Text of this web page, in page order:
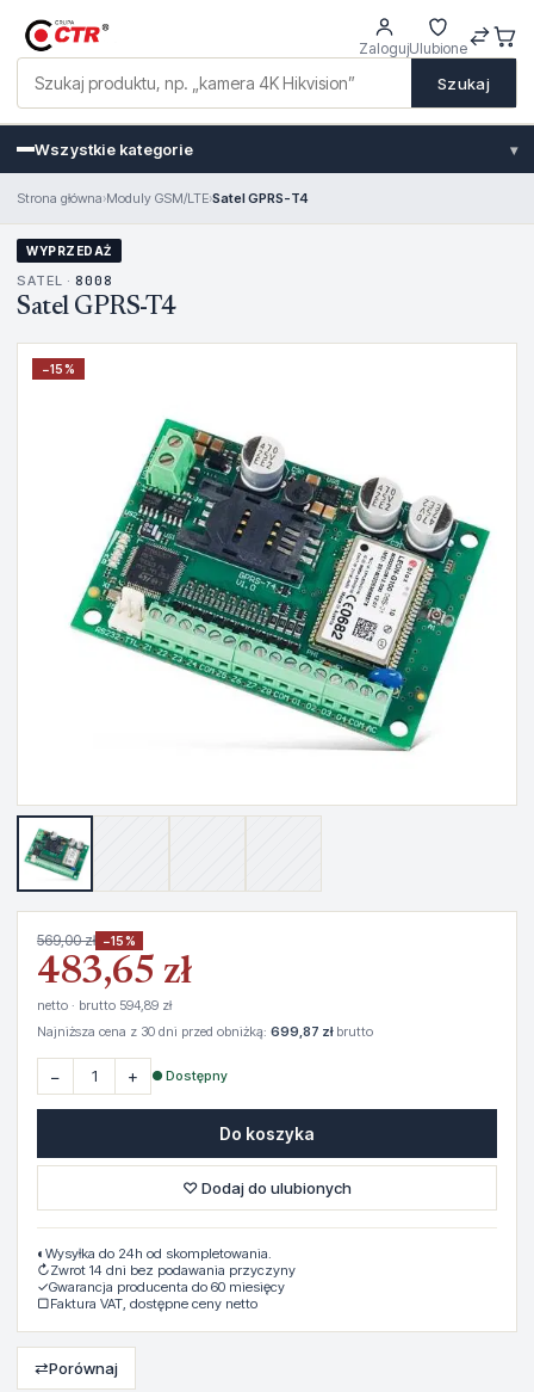
Szukaj
ZalogujUlubione
Wszystkie kategorie ▾
Strona główna›Moduly GSM/LTE›Satel GPRS-T4
WYPRZEDAŻ
SATEL · 8008
Satel GPRS-T4
−15%
569,00 zł −15%
483,65 zł
netto · brutto 594,89 zł
Najniższa cena z 30 dni przed obniżką: 699,87 złbrutto
− + ● Dostępny
Do koszyka
♡ Dodaj do ulubionych
◐ Wysyłka do 24h od skompletowania.
↻Zwrot 14 dni bez podawania przyczyny
✓Gwarancja producenta do 60 miesięcy
▢Faktura VAT, dostępne ceny netto
⇄Porównaj